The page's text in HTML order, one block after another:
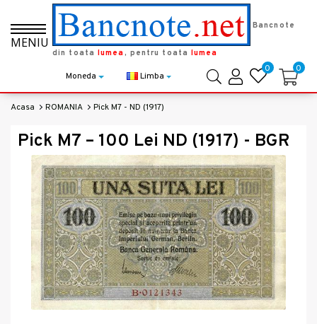
MENIU
Bancnote
din toata lumea , pentru toata lumea
Moneda Limba
0 0
Acasa ROMANIA Pick M7 - ND (1917)
Pick M7 – 100 Lei ND (1917) - BGR